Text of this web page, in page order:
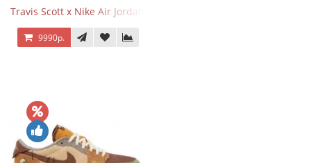
Travis Scott x Nike Air Jordan 1 Retro Low OG SP Black Phantom
9990р.